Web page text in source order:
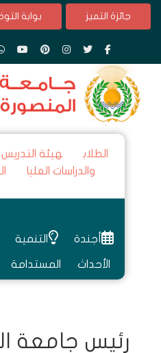
جائزة التميز بوابة
الطلاب هيئة التدريس
والدراسات العليا
أجندة
الأحداث
التنمية
المستدامة
رئيس جامعة